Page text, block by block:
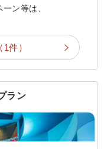
ン等は、
件）
ラン